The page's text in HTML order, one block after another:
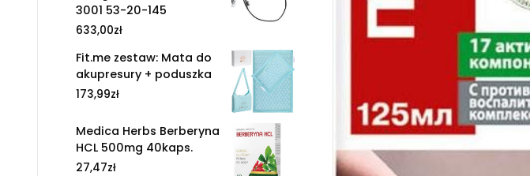
3001 53-20-145
633,00zł
Fit.me zestaw: Mata do
akupresury + poduszka
173,99zł
Medica Herbs Berberyna
HCL 500mg 40kaps.
27,47zł